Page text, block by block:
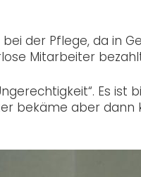
der Pflege, da in
Mitarbeiter
Es ist
bekäme aber